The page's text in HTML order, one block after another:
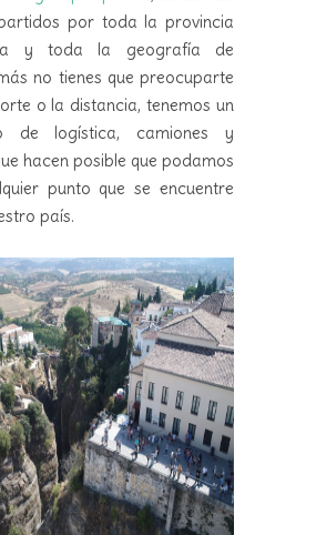
por toda la provincia
y toda la geografía de
no tienes que preocuparte
o la distancia, tenemos un
de logística, camiones y
hacen posible que podamos
punto que se encuentre
país.